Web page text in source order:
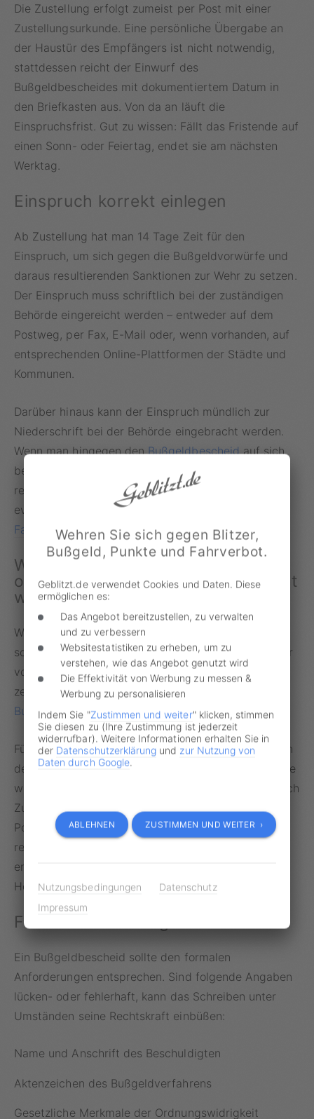
Die Zustellung erfolgt zumeist per Post mit einer
Zustellungsurkunde . Eine persönliche Übergabe an
der Haustür des Empfängers ist nicht notwendig,
stattdessen reicht der Einwurf des
Bußgeldbescheides mit dokumentiertem Datum in
den Briefkasten aus. Von da an läuft die
Einspruchsfrist. Gut zu wissen: Fällt das Fristende auf
einen Sonn- oder Feiertag, endet sie am nächsten
Werktag.
Einspruch korrekt einlegen
Ab Zustellung hat man 14 Tage Zeit für den
Einspruch, um sich gegen die Bußgeldvorwürfe und
daraus resultierenden Sanktionen zur Wehr zu setzen.
Der Einspruch muss schriftlich bei der zuständigen
Behörde eingereicht werden – entweder auf dem
Postweg, per Fax, E-Mail oder, wenn vorhanden, auf
entsprechenden Online-Plattformen der Städte und
Kommunen.
Darüber hinaus kann der Einspruch mündlich zur
Niederschrift bei der Behörde eingebracht werden.
Wenn man hingegen denBußgeldbescheidauf sich
beruhen lässt, wird dieser nach Fristablauf
rechtskräftig. In diesem Fall sind das
eventuelle
Punkte in Flensburg
Fahrverbotzu akzeptieren.
Wiedereinsetzung: Wenn die Frist
ohne eigenes Verschulden verpasst
wurde
War die Fristversäumnisunverschuldet, kommt eine
sogenannte Wiedereinsetzung in Betracht. Den dafür
vorgesehenen Antrag muss man schriftlich und
zeitgleich mit dem verpassten Einspruch an die
Bußgeldstelle senden.
Für eine Zurückversetzung des Bußgeldverfahrens
in
den vorherigen Stand bedarf es jedoch guter Gründe
wie ein Klinikaufenthalt oder eine Auslandsreise. Auch
Zustellungsverzögerungen seitens des
Postdienstleisters können dieWiedereinsetzung
rechtfertigen. Im Idealfall werden dem Antrag
entsprechende Belege wie Flugtickets,
Hotelrechnungen oder ärztliche Atteste beigefügt.
Formfehler im Bußgeldbescheid
Ein Bußgeldbescheid sollte den formalen
Anforderungen entsprechen. Sind folgende Angaben
lücken- oder fehlerhaft, kann das Schreiben unter
Umständen seine Rechtskraft einbüßen:
Name und Anschrift des Beschuldigten
Aktenzeichen des Bußgeldverfahrens
Gesetzliche Merkmale der Ordnungswidrigkeit
Wehren Sie sich gegen Blitzer,
Bußgeld, Punkte und Fahrverbot.
Geblitzt.de verwendet Cookies und Daten. Diese
ermöglichen es:
Das Angebot bereitzustellen, zu verwalten
und zu verbessern
Websitestatistiken zu erheben, um zu
verstehen, wie das Angebot genutzt wird
Die Effektivität von Werbung zu messen &
Werbung zu personalisieren
Indem Sie "Zustimmen und weiter" klicken, stimmen
Sie diesen zu (Ihre Zustimmung ist jederzeit
widerrufbar). Weitere Informationen erhalten Sie in
der Datenschutzerklärung und zur Nutzung von
Daten durch Google.
ABLEHNEN ZUSTIMMEN UND WEITER ›
Nutzungsbedingungen
Datenschutz
Impressum